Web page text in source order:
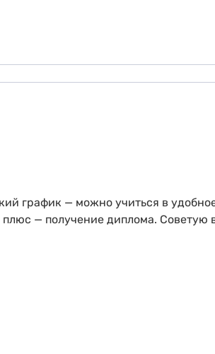
график — можно учиться в
— получение диплома. Советую